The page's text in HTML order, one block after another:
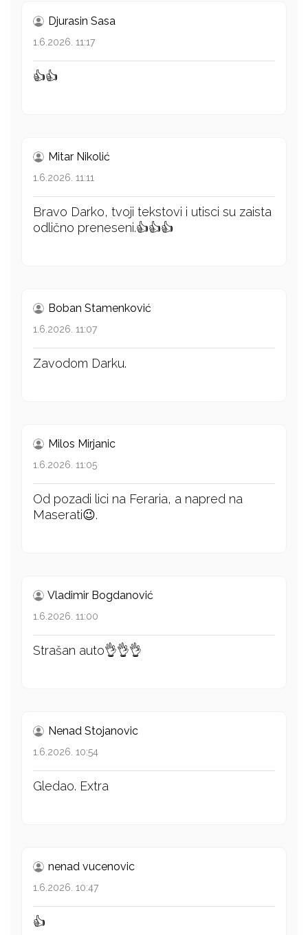
Djurasin Sasa
1.6.2026. 11:17
👍👍
Mitar Nikolić
1.6.2026. 11:11
Bravo Darko, tvoji tekstovi i utisci su zaista
odlično preneseni.👍👍👍
Boban Stamenković
1.6.2026. 11:07
Zavodom Darku.
Milos Mirjanic
1.6.2026. 11:05
Od pozadi lici na Feraria, a napred na
Maserati😉.
Vladimir Bogdanović
1.6.2026. 11:00
Strašan auto👌👌👌
Nenad Stojanovic
1.6.2026. 10:54
Gledao. Extra
nenad vucenovic
1.6.2026. 10:47
👍